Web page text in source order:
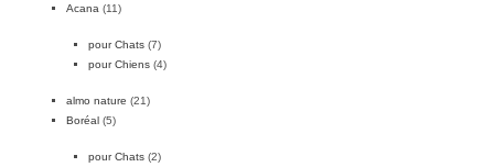
Acana (11)
pour Chats (7)
pour Chiens (4)
almo nature (21)
Boréal (5)
pour Chats (2)